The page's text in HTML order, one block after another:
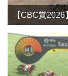
【CBC賞